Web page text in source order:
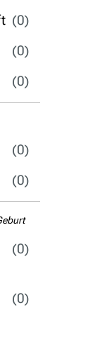
(0)
(0)
(0)
(0)
(0)
(0)
(0)